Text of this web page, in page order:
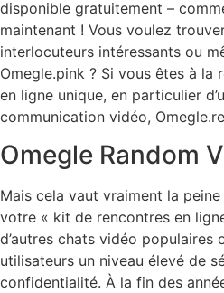
disponible gratuitement –
maintenant ! Vous voulez
interlocuteurs intéressants ou
Omegle.pink ? Si vous êtes à la
en ligne unique, en particulier
communication vidéo,
Omegle Random
Mais cela vaut vraiment la
votre « kit de rencontres en
d’autres chats vidéo populaires
utilisateurs un niveau élevé de
confidentialité. À la fin des